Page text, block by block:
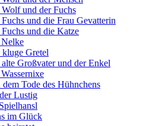
und der Fuchs
und die Frau Gevatterin
und die Katze
kluge Gretel
Großvater und der Enkel
dem Tode des Hühnchens
Lustig
im Glück